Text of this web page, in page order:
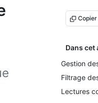
Dans cet
Gestion
Filtrage
Lectures